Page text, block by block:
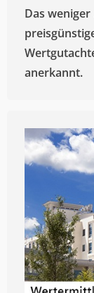
Das
anerkannt.